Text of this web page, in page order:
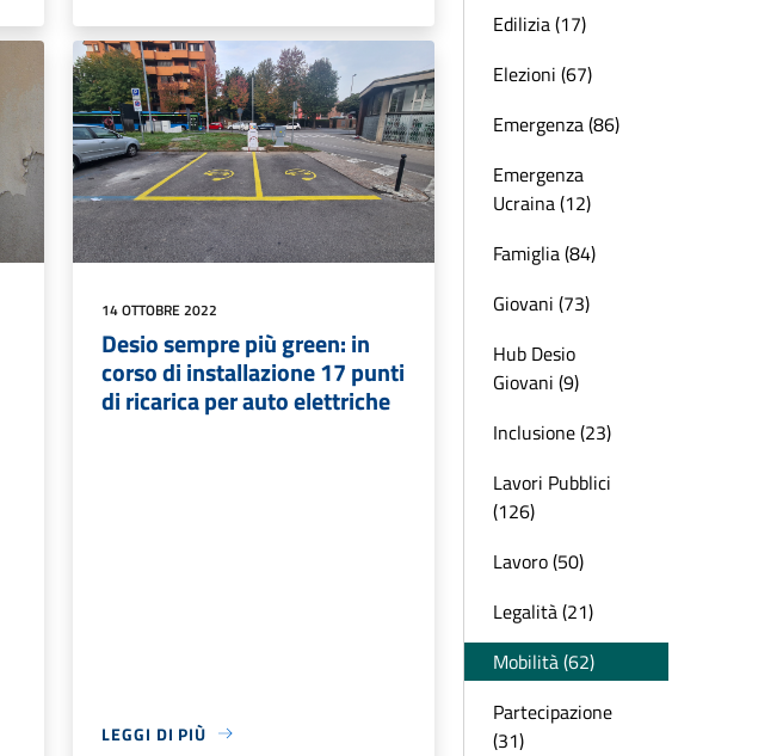
14 OTTOBRE 2022
Desio sempre più green: in
corso di installazione 17 punti
di ricarica per auto elettriche
LEGGI DI PIÙ
Edilizia (17)
Elezioni (67)
Emergenza (86)
Emergenza
Ucraina (12)
Famiglia (84)
Giovani (73)
Hub Desio
Giovani (9)
Inclusione (23)
Lavori Pubblici
(126)
Lavoro (50)
Legalità (21)
Mobilità (62)
Partecipazione
(31)